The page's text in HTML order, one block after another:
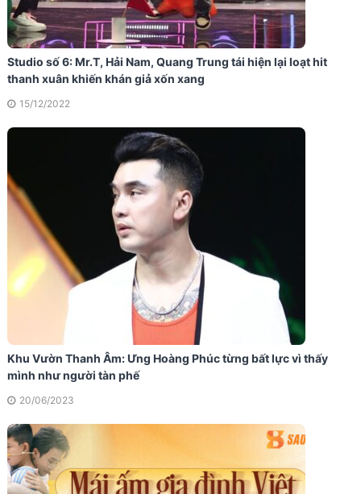
Studio số 6: Mr.T, Hải Nam, Quang Trung tái hiện lại loạt hit
thanh xuân khiến khán giả xốn xang
15/12/2022
Khu Vườn Thanh Âm: Ưng Hoàng Phúc từng bất lực vì thấy
mình như người tàn phế
20/06/2023